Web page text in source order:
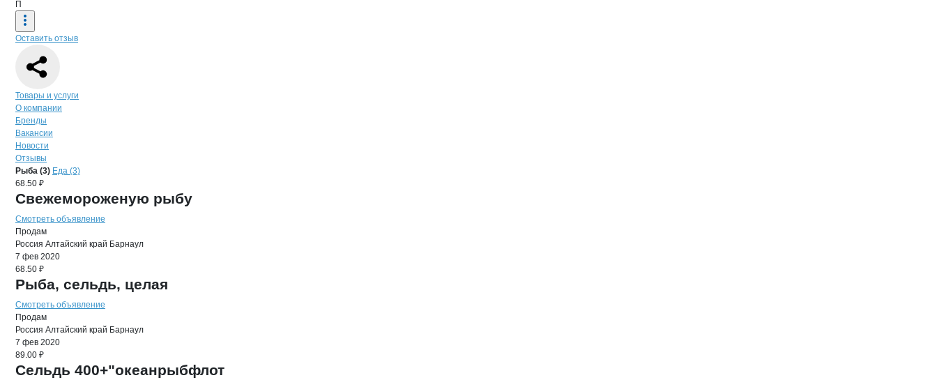
П
Оставить отзыв
Навигация по странице
Товары и услуги
О компании
Бренды
Вакансии
Новости
Отзывы
Продукция
Навигация по продуктам
Рыба (3) Еда (3)
68.50 ₽
Свежемороженую рыбу
Смотреть объявление
Продам
Россия Алтайский край Барнаул
7 фев 2020
68.50 ₽
Рыба, сельдь, целая
Смотреть объявление
Продам
Россия Алтайский край Барнаул
7 фев 2020
89.00 ₽
Сельдь 400+"океанрыбфлот